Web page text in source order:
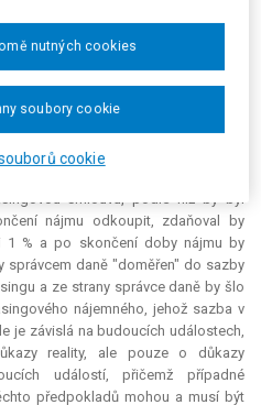
nájmu má nájemce právo (nikoliv
symbolickou cenu odkoupit, a že
většině případů (spíše až na velmi
předmětu nájmu na (bývalého)
tvrdit, že se v případě těchto
Takový přístup by vedl zcela mimo
právních norem, který je podle
smlouvu, podle níž by byl
nájmu odkoupit, zdaňoval by
1 % a po skončení doby nájmu by
správcem daně "doměřen" do sazby
a ze strany správce daně by šlo
nájemného, jehož sazba v
je závislá na budoucích událostech,
reality, ale pouze o důkazy
událostí, přičemž případné
předpokladů mohou a musí být
cookie
nutných cookies
soubory cookie